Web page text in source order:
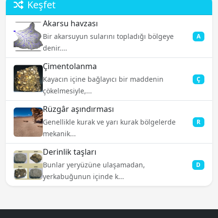
Keşfet
Akarsu havzası
Bir akarsuyun sularını topladığı bölgeye
denir....
A
Çimentolanma
Kayacın içine bağlayıcı bir maddenin
çökelmesiyle,...
Ç
Rüzgâr aşındırması
Genellikle kurak ve yarı kurak bölgelerde
mekanik...
R
Derinlik taşları
Bunlar yeryüzüne ulaşamadan,
yerkabuğunun içinde k...
D